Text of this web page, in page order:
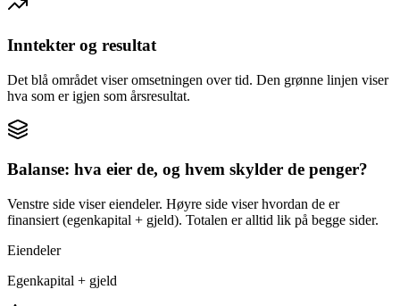
Inntekter og resultat
Det blå området viser omsetningen over tid. Den grønne linjen viser
hva som er igjen som årsresultat.
Balanse: hva eier de, og hvem skylder de penger?
Venstre side viser eiendeler. Høyre side viser hvordan de er
finansiert (egenkapital + gjeld). Totalen er alltid lik på begge sider.
Eiendeler
Egenkapital + gjeld